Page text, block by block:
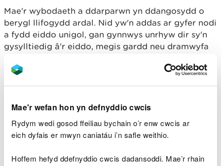
Mae'r wefan hon yn defnyddio cwcis
Rydym wedi gosod ffeiliau bychain o’r enw cwcis ar
eich dyfais er mwyn caniatáu i’n safle weithio.
Hoffem hefyd ddefnyddio cwcis dadansoddi. Mae’r rhain
Mae'r wybodaeth a ddarparwn yn ddangosydd o
berygl llifogydd ardal. Nid yw'n addas ar gyfer nodi
a fydd eiddo unigol, gan gynnwys unrhyw dir sy'n
gysylltiedig â'r eiddo, megis gardd neu dramwyfa
allai llifogydd o ddyfnder penodol fynd i mewn ac
Er enghraifft, efallai y bydd un eiddo wedi'i godi
drysau blaen a chefn, tra bod yr un drws nesaf islaw